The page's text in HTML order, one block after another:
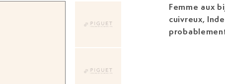
Femme aux
cuivreux,